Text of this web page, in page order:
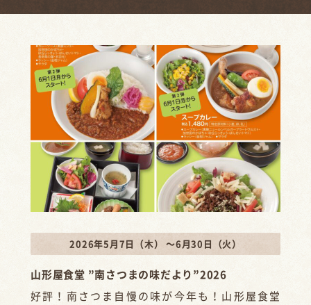
2026年5月7日（木） ～6月30日（火）
山形屋食堂 ”南さつまの味だより”2026
好評！南さつま自慢の味が今年も！山形屋食堂